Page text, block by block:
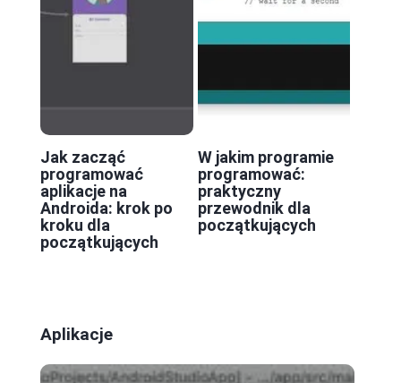
Jak zacząć
programować
aplikacje na
Androida: krok po
kroku dla
początkujących
W jakim programie
programować:
praktyczny
przewodnik dla
początkujących
Aplikacje